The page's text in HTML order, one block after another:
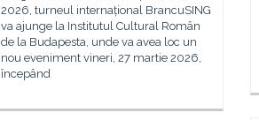
2026, turneul internațional BrancuSING
va ajunge la Institutul Cultural Român
de la Budapesta, unde va avea loc un
nou eveniment vineri, 27 martie 2026,
începând